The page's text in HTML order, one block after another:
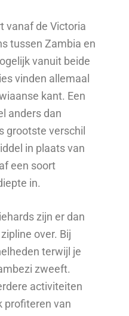
vanaf de Victoria
tussen Zambia en
vanuit beide
vinden allemaal
kant. Een
anders dan
grootste verschil
in plaats van
een soort
in.
zijn er dan
over. Bij
terwijl je
zweeft.
activiteiten
profiteren van